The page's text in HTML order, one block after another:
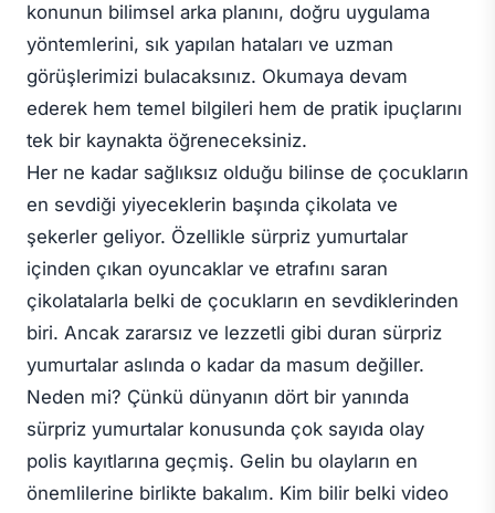
konunun bilimsel arka planını, doğru uygulama
yöntemlerini, sık yapılan hataları ve uzman
görüşlerimizi bulacaksınız. Okumaya devam
ederek hem temel bilgileri hem de pratik ipuçlarını
tek bir kaynakta öğreneceksiniz.
Her ne kadar sağlıksız olduğu bilinse de çocukların
en sevdiği yiyeceklerin başında çikolata ve
şekerler geliyor. Özellikle sürpriz yumurtalar
içinden çıkan oyuncaklar ve etrafını saran
çikolatalarla belki de çocukların en sevdiklerinden
biri. Ancak zararsız ve lezzetli gibi duran sürpriz
yumurtalar aslında o kadar da masum değiller.
Neden mi? Çünkü dünyanın dört bir yanında
sürpriz yumurtalar konusunda çok sayıda olay
polis kayıtlarına geçmiş. Gelin bu olayların en
önemlilerine birlikte bakalım. Kim bilir belki video